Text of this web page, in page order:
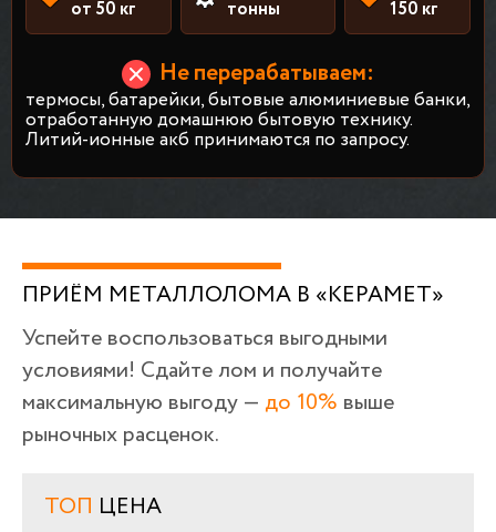
от 50 кг
тонны
150 кг
Не перерабатываем:
термосы, батарейки, бытовые алюминиевые банки,
отработанную домашнюю бытовую технику.
Литий-ионные акб принимаются по запросу.
ПРИЁМ МЕТАЛЛОЛОМА В «КЕРАМЕТ»
Успейте воспользоваться выгодными
условиями! Сдайте лом и получайте
максимальную выгоду — до 10% выше
рыночных расценок.
ТОП ЦЕНА